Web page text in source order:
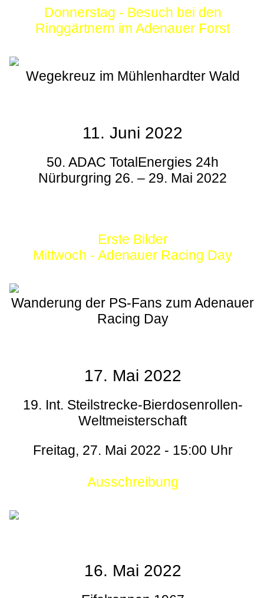
Donnerstag - Besuch bei den
Ringgärtnern im Adenauer Forst
Wegekreuz im Mühlenhardter Wald
11. Juni 2022
50. ADAC TotalEnergies 24h
Nürburgring 26. – 29. Mai 2022
Erste Bilder
Mittwoch - Adenauer Racing Day
Wanderung der PS-Fans zum Adenauer
Racing Day
17. Mai 2022
19. Int. Steilstrecke-Bierdosenrollen-
Weltmeisterschaft
Freitag, 27. Mai 2022 - 15:00 Uhr
Ausschreibung
16. Mai 2022